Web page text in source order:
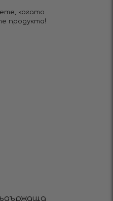
когато
продукта!